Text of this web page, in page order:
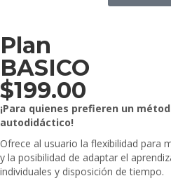
Plan
BASICO
$199.00
¡Para quienes prefieren un
autodidáctico!
Ofrece al usuario la flexibilidad para
y la posibilidad de adaptar el
individuales y disposición de tiempo.